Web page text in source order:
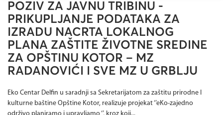
POZIV ZA JAVNU TRIBINU -
PRIKUPLJANJE PODATAKA ZA
IZRADU NACRTA LOKALNOG
PLANA ZAŠTITE ŽIVOTNE SREDINE
ZA OPŠTINU KOTOR – MZ
RADANOVIĆI I SVE MZ U GRBLJU
Eko Centar Delfin u saradnji sa Sekretarijatom za zaštitu prirodne I
kulturne baštine Opštine Kotor, realizuje projekat ‘’eKo-zajedno